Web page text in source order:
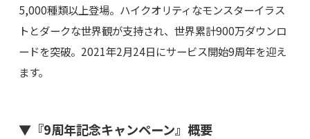
5,000種類以上登場。ハイクオリティなモンスターイラス
トとダークな世界観が支持され、世界累計900万ダウンロ
ードを突破。2021年2月24日にサービス開始9周年を迎え
ます。
▼『9周年記念キャンペーン』概要